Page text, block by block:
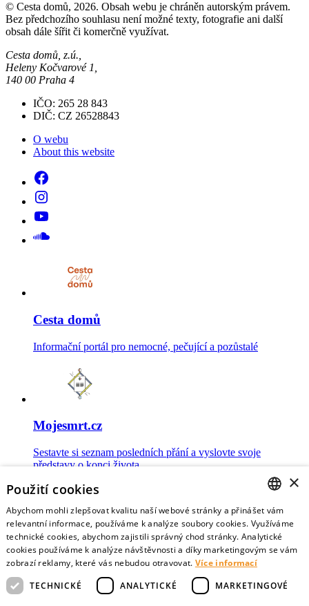
© Cesta domů, 2026. Obsah webu je chráněn autorským právem.
Bez předchozího souhlasu není možné texty, fotografie ani další
obsah dále šířit či komerčně využívat.
Cesta domů, z.ú.,
Heleny Kočvarové 1,
140 00 Praha 4
IČO: 265 28 843
DIČ: CZ 26528843
O webu
About this website
Cesta domů
Informační portál pro nemocné, pečující a pozůstalé
Mojesmrt.cz
Sestavte si seznam posledních přání a vyslovte svoje
představy o konci života
Data o umírání
Nejnovější data o postojích veřejnosti a zdravotníků k umírání
CZECH
ENGLISH
×
Použití cookies
Abychom mohli zlepšovat kvalitu naší webové stránky a přinášet vám
relevantní informace, používáme k analýze soubory cookies. Využíváme
technické cookies, abychom zajistili správný chod stránky. Analytické
cookies používáme k analýze návštěvnosti a díky marketingovým se vám
zobrazí reklamy, které vás nebudou otravovat. Více informací
TECHNICKÉ
ANALYTICKÉ MARKETINGOVÉ